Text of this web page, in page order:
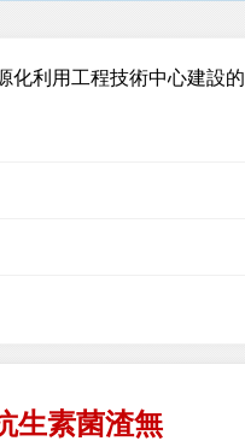
化利用工程技術中心建設的
生素菌渣無